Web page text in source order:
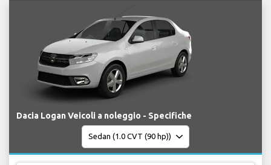
Dacia Logan Veicoli a noleggio - Specifiche